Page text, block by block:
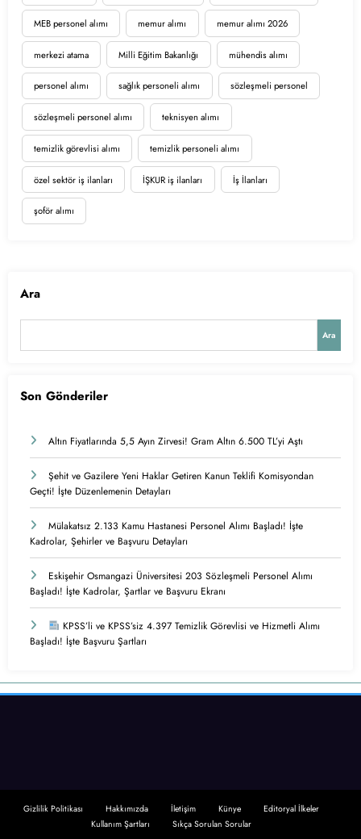
MEB personel alımı memur alımı memur alımı 2026
merkezi atama Milli Eğitim Bakanlığı mühendis alımı
personel alımı sağlık personeli alımı sözleşmeli personel
sözleşmeli personel alımı teknisyen alımı
temizlik görevlisi alımı temizlik personeli alımı
özel sektör iş ilanları İŞKUR iş ilanları İş İlanları
şoför alımı
Ara
Ara
Son Gönderiler
Altın Fiyatlarında 5,5 Ayın Zirvesi! Gram Altın 6.500 TL’yi Aştı
Şehit ve Gazilere Yeni Haklar Getiren Kanun Teklifi Komisyondan
Geçti! İşte Düzenlemenin Detayları
Mülakatsız 2.133 Kamu Hastanesi Personel Alımı Başladı! İşte
Kadrolar, Şehirler ve Başvuru Detayları
Eskişehir Osmangazi Üniversitesi 203 Sözleşmeli Personel Alımı
Başladı! İşte Kadrolar, Şartlar ve Başvuru Ekranı
KPSS’li ve KPSS’siz 4.397 Temizlik Görevlisi ve Hizmetli Alımı
Başladı! İşte Başvuru Şartları
Gizlilik Politikası Hakkımızda İletişim Künye
Editoryal İlkeler
Kullanım Şartları
Sıkça Sorulan Sorular